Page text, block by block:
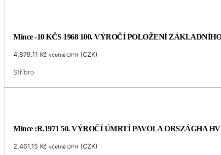
Mince -10 KČS 1968 100. VÝROČÍ POLOŽENÍ
4,879.11 Kč včetně DPH (CZK)
Stříbro
Mince :R.1971 50. VÝROČÍ ÚMRTÍ PAVOLA ORSZÁGHA
2,461.15 Kč včetně DPH (CZK)